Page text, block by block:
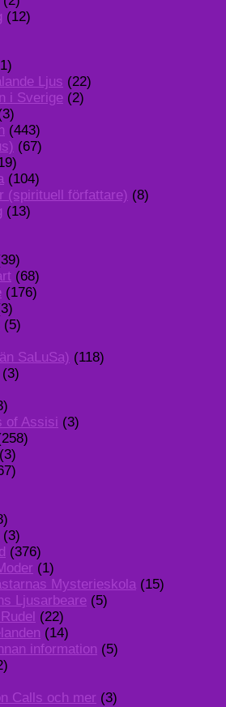
(12)
Ljus (22)
i Sverige (2)
(443)
(67)
(104)
(spirituell författare) (8)
(13)
(68)
(176)
(5)
SaLuSa) (118)
(3)
of Assisi (3)
(3)
(3)
(376)
(1)
Mysterieskola (15)
Ljusarbeare (5)
(22)
(14)
information (5)
Calls och mer (3)